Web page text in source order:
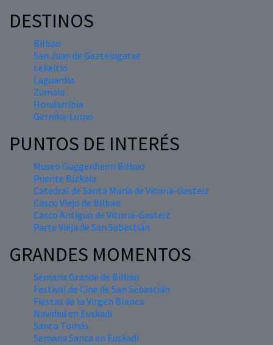
DESTINOS
Bilbao
San Juan de Gaztelugatxe
Lekeitio
Laguardia
Zumaia
Hondarribia
Gernika-Lumo
PUNTOS DE INTERÉS
Museo Guggenheim Bilbao
Puente Bizkaia
Catedral de Santa María de Vitoria-Gasteiz
Casco Viejo de Bilbao
Casco Antiguo de Vitoria-Gasteiz
Parte Vieja de San Sebastián
GRANDES MOMENTOS
Semana Grande de Bilbao
Festival de Cine de San Sebastián
Fiestas de la Virgen Blanca
Navidad en Euskadi
Santo Tomás
Semana Santa en Euskadi